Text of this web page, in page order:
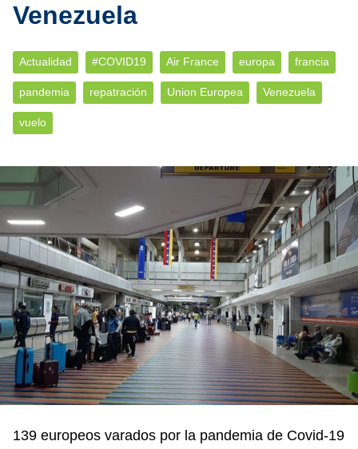
Venezuela
Actualidad #COVID19 Air France europa francia
pandemia repatración Union Europea Venezuela
vuelo
139 europeos varados por la pandemia de Covid-19